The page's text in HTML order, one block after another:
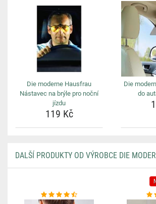
Die moderne Hausfrau
Nástavec na brýle pro noční
jízdu
119 Kč
Die
do
DALŠÍ PRODUKTY OD VÝROBCE DIE